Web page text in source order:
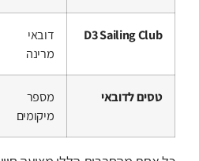
D3 Sailing Club
דובאי
מרינה
טסים לדובאי
מספר
מיקומים